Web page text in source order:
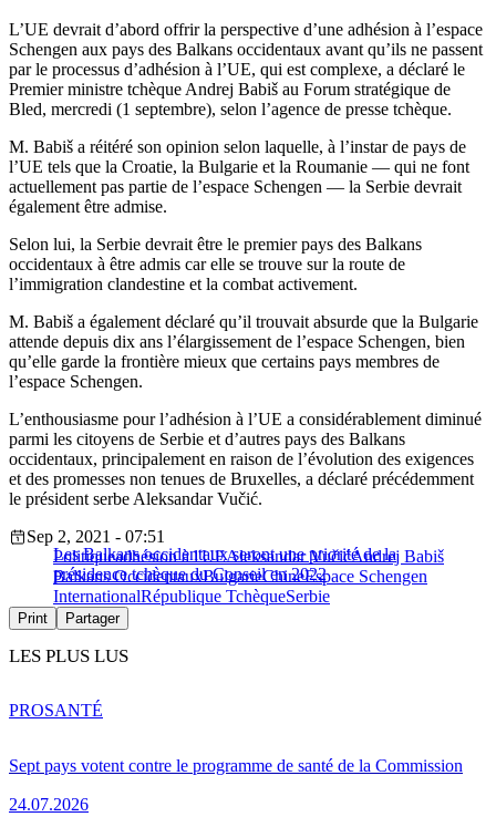
L’UE devrait d’abord offrir la perspective d’une adhésion à l’espace
Schengen aux pays des Balkans occidentaux avant qu’ils ne passent
par le processus d’adhésion à l’UE, qui est complexe, a déclaré le
Premier ministre tchèque Andrej Babiš au Forum stratégique de
Bled, mercredi (1 septembre), selon l’agence de presse tchèque.
M. Babiš a réitéré son opinion selon laquelle, à l’instar de pays de
l’UE tels que la Croatie, la Bulgarie et la Roumanie — qui ne font
actuellement pas partie de l’espace Schengen — la Serbie devrait
également être admise.
Selon lui, la Serbie devrait être le premier pays des Balkans
occidentaux à être admis car elle se trouve sur la route de
l’immigration clandestine et la combat activement.
M. Babiš a également déclaré qu’il trouvait absurde que la Bulgarie
attende depuis dix ans l’élargissement de l’espace Schengen, bien
qu’elle garde la frontière mieux que certains pays membres de
l’espace Schengen.
L’enthousiasme pour l’adhésion à l’UE a considérablement diminué
parmi les citoyens de Serbie et d’autres pays des Balkans
occidentaux, principalement en raison de l’évolution des exigences
et des promesses non tenues de Bruxelles, a déclaré précédemment
le président serbe Aleksandar Vučić.
Les Balkans occidentaux seront une priorité de la
présidence tchèque du Conseil en 2022
Sep 2, 2021 - 07:51
Politiqueadhésion à l'UEAleksandar VučićAndrej Babiš
Balkans OccidentauxBulgarieChineEspace Schengen
InternationalRépublique TchèqueSerbie
Print Partager
LES PLUS LUS
Sept pays votent contre le programme de santé de la Commission
24.07.2026
PROSANTÉ